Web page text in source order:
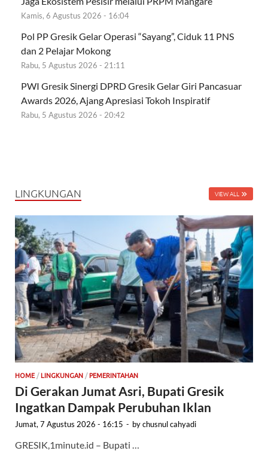
Kamis, 6 Agustus 2026 - 16:04
Pol PP Gresik Gelar Operasi “Sayang”, Ciduk 11 PNS
dan 2 Pelajar Mokong
Rabu, 5 Agustus 2026 - 21:11
PWI Gresik Sinergi DPRD Gresik Gelar Giri Pancasuar
Awards 2026, Ajang Apresiasi Tokoh Inspiratif
Rabu, 5 Agustus 2026 - 20:42
LINGKUNGAN VIEW ALL
HOME / LINGKUNGAN / PEMERINTAHAN
Di Gerakan Jumat Asri, Bupati Gresik
Ingatkan Dampak Perubuhan Iklan
Jumat, 7 Agustus 2026 - 16:15 - bychusnul cahyadi
GRESIK,1minute.id – Bupati …